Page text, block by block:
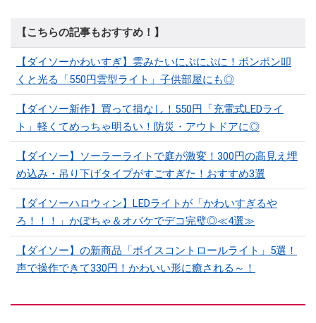
【こちらの記事もおすすめ！】
【ダイソーかわいすぎ】雲みたいにぷにぷに！ポンポン叩
くと光る「550円雲型ライト」子供部屋にも◎
【ダイソー新作】買って損なし！550円「充電式LEDライ
ト」軽くてめっちゃ明るい！防災・アウトドアに◎
【ダイソー】ソーラーライトで庭が激変！300円の高見え埋
め込み・吊り下げタイプがすごすぎた！おすすめ3選
【ダイソーハロウィン】LEDライトが「かわいすぎるや
ろ！！！」かぼちゃ＆オバケでデコ完璧◎≪4選≫
【ダイソー】の新商品「ボイスコントロールライト」5選！
声で操作できて330円！かわいい形に癒される～！